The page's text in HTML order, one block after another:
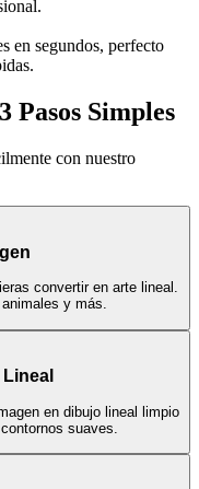
en segundos, perfecto
Pasos Simples
con nuestro
convertir en arte lineal.
y más.
en dibujo lineal limpio
suaves.